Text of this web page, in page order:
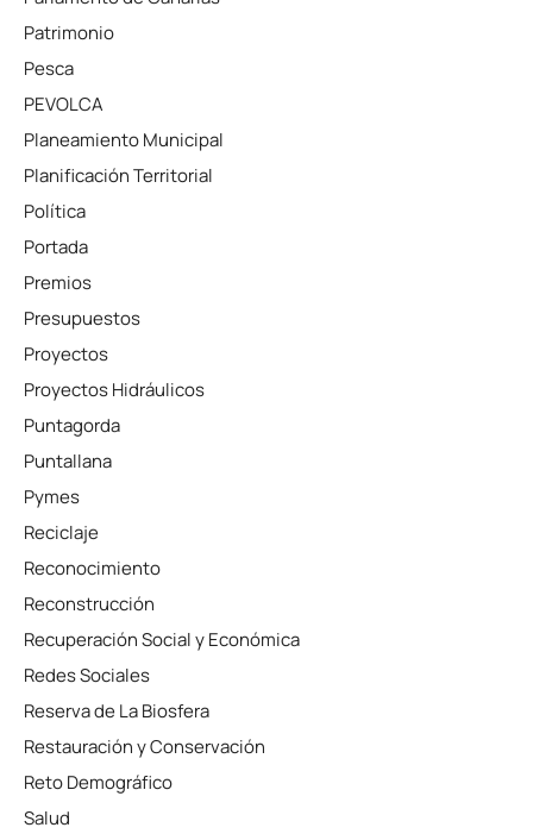
Patrimonio
Pesca
PEVOLCA
Planeamiento Municipal
Planificación Territorial
Política
Portada
Premios
Presupuestos
Proyectos
Proyectos Hidráulicos
Puntagorda
Puntallana
Pymes
Reciclaje
Reconocimiento
Reconstrucción
Recuperación Social y Económica
Redes Sociales
Reserva de La Biosfera
Restauración y Conservación
Reto Demográfico
Salud